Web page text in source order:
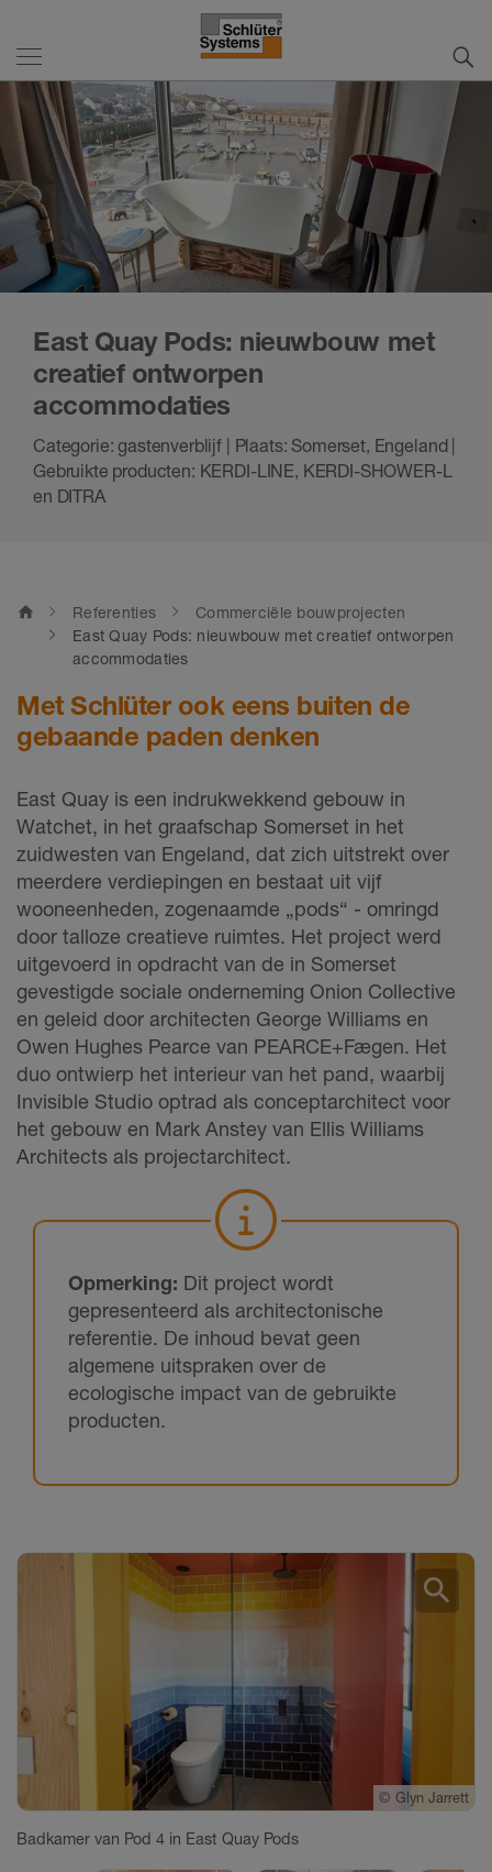
East Quay Pods: nieuwbouw met
creatief ontworpen
accommodaties
Categorie: gastenverblijf | Plaats: Somerset, Engeland |
Gebruikte producten: KERDI-LINE, KERDI-SHOWER-L
en DITRA
home Referenties
Commerciële bouwprojecten
East Quay Pods: nieuwbouw met creatief ontworpen
accommodaties
Met Schlüter ook eens buiten de
gebaande paden denken
East Quay is een indrukwekkend gebouw in
Watchet, in het graafschap Somerset in het
zuidwesten van Engeland, dat zich uitstrekt over
meerdere verdiepingen en bestaat uit vijf
wooneenheden, zogenaamde „pods“ - omringd
door talloze creatieve ruimtes. Het project werd
uitgevoerd in opdracht van de in Somerset
gevestigde sociale onderneming Onion Collective
en geleid door architecten George Williams en
Owen Hughes Pearce van PEARCE+Fægen. Het
duo ontwierp het interieur van het pand, waarbij
Invisible Studio optrad als conceptarchitect voor
het gebouw en Mark Anstey van Ellis Williams
Architects als projectarchitect.
Opmerking: Dit project wordt
gepresenteerd als architectonische
referentie. De inhoud bevat geen
algemene uitspraken over de
ecologische impact van de gebruikte
producten.
© Glyn Jarrett
Badkamer van Pod 4 in East Quay Pods
© Glyn Jarrett
© Glyn Jarrett
search